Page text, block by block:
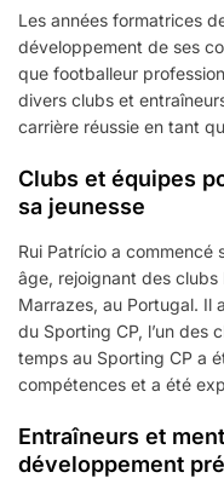
Les années formatrices
développement de ses
que footballeur
divers clubs et
carrière réussie en tant
Clubs et équipes
sa jeunesse
Rui Patrício a commencé
âge, rejoignant des
Marrazes, au Portugal. Il
du Sporting CP, l’un des
temps au Sporting CP a
compétences et a été
Entraîneurs et
développement